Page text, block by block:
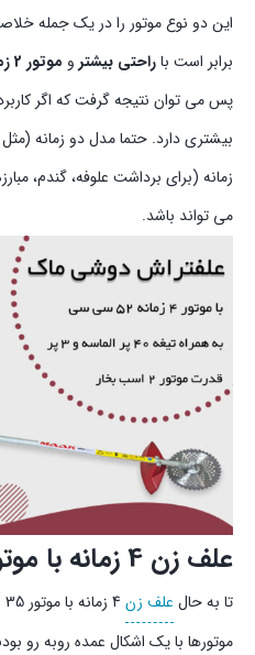
این دو نوع موتور را در یک جمله
برابر است باراحتی بیشتر و موتور 2 زمانه
پس می توان نتیجه گرفت که اگر کاربرد
زمانه (برای برداشت علوفه، گندم،
می تواند باشد.
علف زن 4 زمانه با موتور 52 سی سی
تا به حال علف زن
موتورها با یک اشکال عمده روبه رو